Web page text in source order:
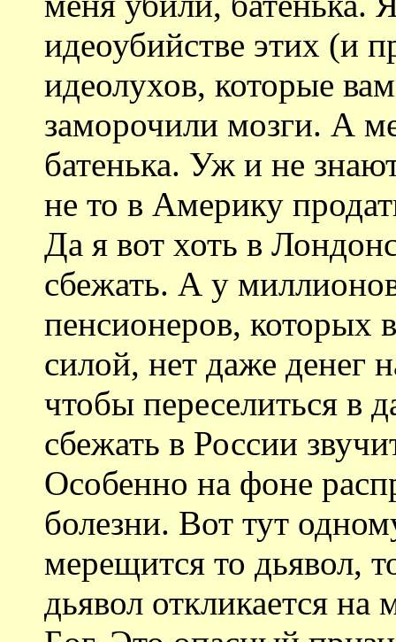
идеоубийстве этих (и
идеолухов, которые
заморочили мозги. А
батенька. Уж и не
не то в Америку
Да я вот хоть в
сбежать. А у
пенсионеров, которых
силой, нет даже денег
чтобы переселиться в
сбежать в России
Особенно на фоне
болезни. Вот тут
мерещится то дьявол,
дьявол откликается